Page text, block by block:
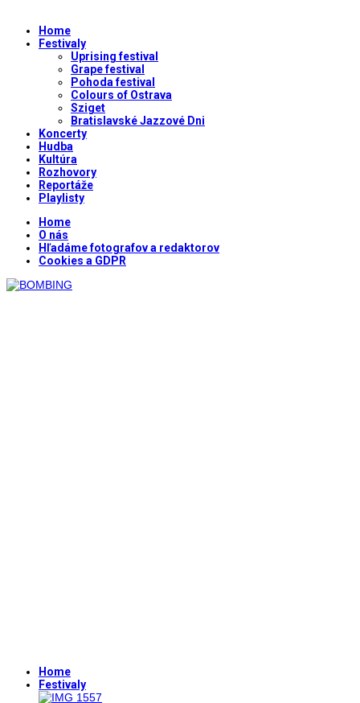
Home
Festivaly
Uprising festival
Grape festival
Pohoda festival
Colours of Ostrava
Sziget
Bratislavské Jazzové Dni
Koncerty
Hudba
Kultúra
Rozhovory
Reportáže
Playlisty
Home
O nás
Hľadáme fotografov a redaktorov
Cookies a GDPR
Home
Festivaly